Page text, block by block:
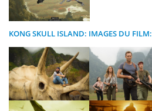
KONG SKULL ISLAND: IMAGES DU FILM: